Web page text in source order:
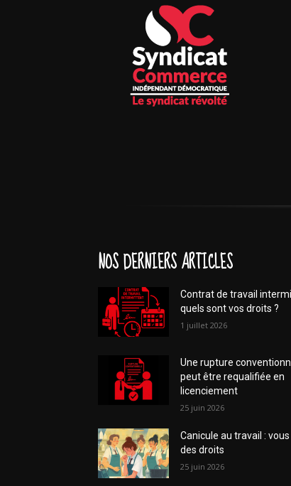
NOS DERNIERS ARTICLES
Contrat de travail
quels sont vos droits ?
1 juillet 2026
Une rupture
peut être requalifiée en
licenciement
25 juin 2026
Canicule au travail :
des droits
25 juin 2026